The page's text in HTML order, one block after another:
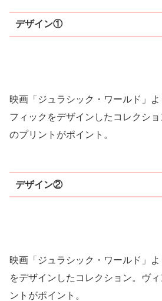
デザイン①
映画「ジュラシック・ワールド」
フィックをデザインしたコレクシ
のプリントがポイント。
デザイン②
映画「ジュラシック・ワールド」
をデザインしたコレクション。ヴ
ントがポイント。